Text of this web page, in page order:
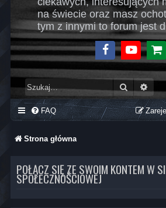
na świecie oraz masz
tym z innymi to forum jest
FacebookYoutube
Szukaj
FAQ
Strona główna
POŁĄCZ SIĘ ZE SWOIM KONTEM W
SPOŁECZNOŚCIOWEJ